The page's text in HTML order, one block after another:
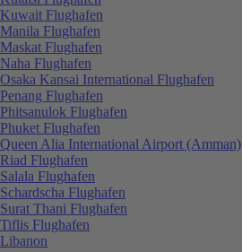
Kuwait Flughafen
Manila Flughafen
Maskat Flughafen
Naha Flughafen
Osaka Kansai International Flughafen
Penang Flughafen
Phitsanulok Flughafen
Phuket Flughafen
Queen Alia International Airport (Amman)
Riad Flughafen
Salala Flughafen
Schardscha Flughafen
Surat Thani Flughafen
Tiflis Flughafen
Libanon